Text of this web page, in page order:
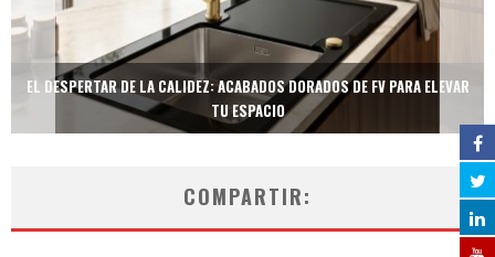
EL DESPERTAR DE LA CALIDEZ: ACABADOS DORADOS DE FV PARA ELEVAR
TU ESPACIO
COMPARTIR: